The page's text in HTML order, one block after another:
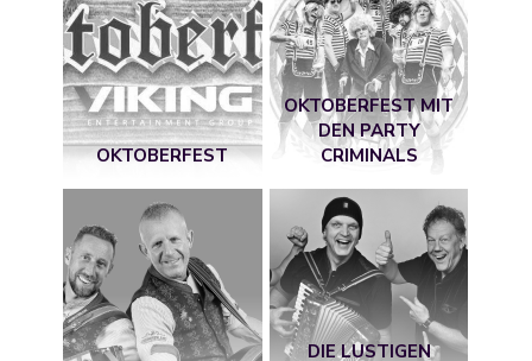
OKTOBERFEST
OKTOBERFEST MIT
DEN PARTY
CRIMINALS
DIE LUSTIGEN